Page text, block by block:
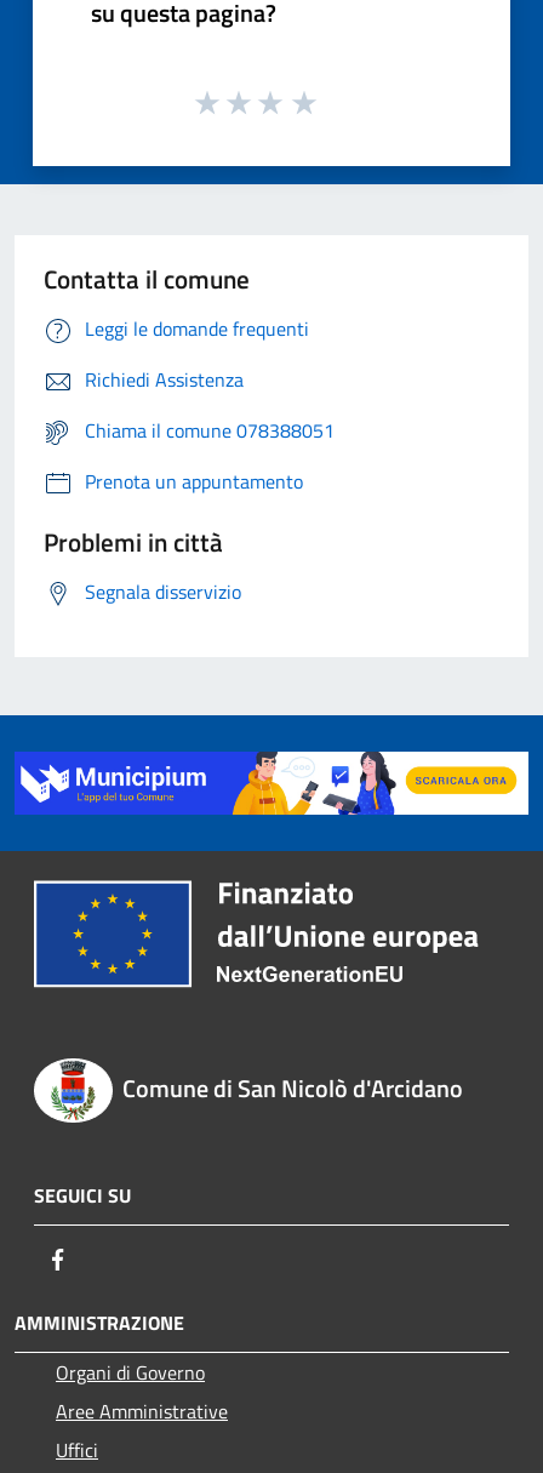
su questa pagina?
Contatta il comune
Leggi le domande frequenti
Richiedi Assistenza
Chiama il comune 078388051
Prenota un appuntamento
Problemi in città
Segnala disservizio
Comune di San Nicolò d'Arcidano
SEGUICI SU
AMMINISTRAZIONE
Organi di Governo
Aree Amministrative
Uffici